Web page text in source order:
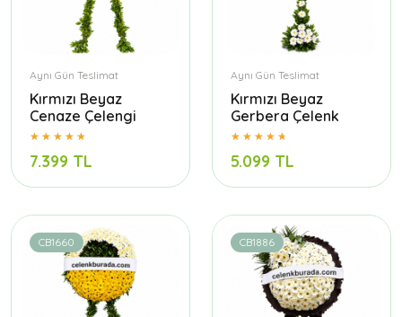
Aynı Gün Teslimat
Kırmızı Beyaz
Cenaze Çelengi
7.399 TL
Aynı Gün Teslimat
Kırmızı Beyaz
Gerbera Çelenk
5.099 TL
CB1660 CB1886